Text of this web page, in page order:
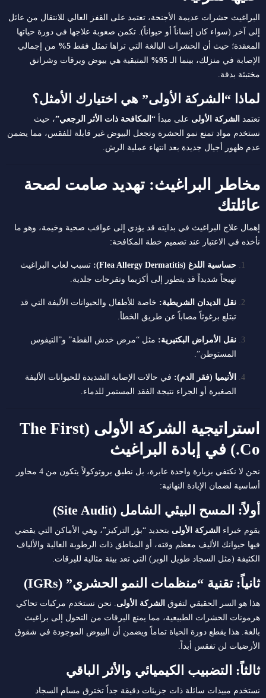
البراغيث حشرات عديمة الأجنحة، تعتمد على القفز العالي للانتقال من عائل
إلى آخر (سواء كان إنساناً أو حيواناً). تكمن صعوبة علاجها في دورة حياتها
المعقدة؛ حيث أن الحشرات البالغة التي تراها تمثل فقط 5%
من إجمالي
الإصابة في منزلك، بينما الـ 95%
المتبقية هي بيوض ويرقات وشرانق
مختبئة بدقة.
لماذا “الشركة الأولى” هي اختيارك الأمثل؟
تعتمد الشركة الأولى على مبدأ “المكافحة ذات الأثر الرجعي”، حيث
نستخدم مواد تمنع نمو الحشرة وتجعل البيوض غير قابلة للفقس، مما يضمن
عدم ظهور أجيال جديدة بعد انتهاء عملية الرش.
مخاطر البراغيث: تهديد صامت لصحة
عائلتك
إهمال علاج البراغيث في بدايته قد يؤدي إلى عواقب صحية وخيمة، وهو ما
نأخذه في الاعتبار عند تصميم خطة المكافحة:
حساسية اللدغ (Flea Allergy Dermatitis):
تسبب لعاب البراغيث
تهيجاً شديداً قد يتطور إلى أكزيما وتقرحات جلدية.
نقل الديدان الشريطية: خاصة للأطفال والحيوانات الأليفة التي قد
تبتلع برغوثاً مصاباً عن طريق الخطأ.
نقل الأمراض البكتيرية: مثل “مرض خدش القطة” و”التيفوس
المستوطن”.
الأنيميا (فقر الدم): في حالات الإصابة الشديدة للحيوانات الأليفة
الصغيرة أو الجراء نتيجة الفقد المستمر للدماء.
استراتيجية الشركة الأولى (The First
Co.) في إبادة البراغيث
نحن لا نكتفي بزيارة واحدة عابرة، بل نطبق بروتوكولاً يتكون من 4 محاور
أساسية لضمان الإبادة النهائية:
أولاً: المسح البيئي الشامل (Site Audit)
يقوم خبراء الشركة الأولى بتحديد “بؤر التركيز”، وهي الأماكن التي يقضي
فيها حيوانك الأليف معظم وقته، أو المناطق ذات الرطوبة العالية والألياف
الكثيفة (مثل السجاد طويل الوبر) التي تعد بيئة مثالية لليرقات.
ثانياً: تقنية “منظمات النمو الحشري” (IGRs)
هذا هو السر الحقيقي لتفوق الشركة الأولى . نحن نستخدم مركبات تحاكي
هرمونات الحشرات الطبيعية، مما يمنع اليرقات من التحول إلى براغيث
بالغة. هذا يقطع دورة الحياة تماماً ويضمن أن البيوض الموجودة في شقوق
الأرضيات لن تفقس أبداً.
ثالثاً: التضبيب الكيميائي والأثر الباقي
نستخدم مبيدات سائلة ذات جزيئات دقيقة جداً تخترق مسام السجاد